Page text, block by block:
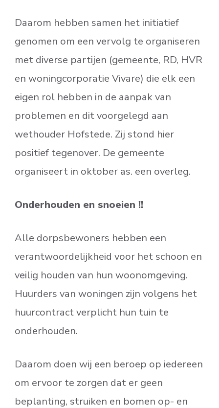
Daarom hebben samen het initiatief
genomen om een vervolg te organiseren
met diverse partijen (gemeente, RD, HVR
en woningcorporatie Vivare) die elk een
eigen rol hebben in de aanpak van
problemen en dit voorgelegd aan
wethouder Hofstede. Zij stond hier
positief tegenover. De gemeente
organiseert in oktober as. een overleg.
Onderhouden en snoeien !!
Alle dorpsbewoners hebben een
verantwoordelijkheid voor het schoon en
veilig houden van hun woonomgeving.
Huurders van woningen zijn volgens het
huurcontract verplicht hun tuin te
onderhouden.
Daarom doen wij een beroep op iedereen
om ervoor te zorgen dat er geen
beplanting, struiken en bomen op- en